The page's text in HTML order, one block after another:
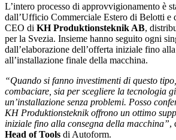
L’intero processo di approvvigionamento è
dall’Ufficio Commerciale Estero di Belotti e
CEO di KH Produktionsteknik AB,
per la Svezia. Insieme hanno seguito ogni
dall’elaborazione dell’offerta iniziale fino
all’installazione finale della macchina.
“Quando si fanno investimenti di questo
combaciare, sia per scegliere la tecnologia
un’installazione senza problemi. Posso
KH Produktionsteknik offrono un ottimo
iniziale fino alla consegna della macchina”,
Head of Tools di Autoform.